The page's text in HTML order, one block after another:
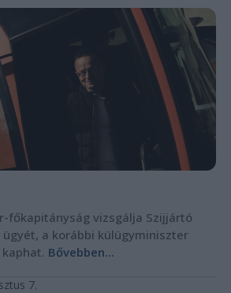
főkapitányság vizsgálja Szijjártó
a korábbi külügyminiszter
Bővebben...
7.